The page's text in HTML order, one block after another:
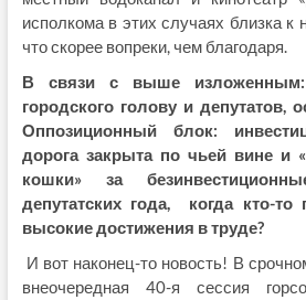
исполкома в этих случаях близка к
что скорее вопреки, чем благодаря.
В связи с выше изложенным:
городского голову и депутатов,
Оппозиционный блок:
дорога закрыта по чьей вине и
кошки» за
депутатских года, когда кто-то
высокие достижения в труде?
И вот наконец-то новость! В
внеочередная 40-я сессия